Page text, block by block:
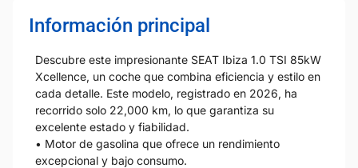
Información principal
Descubre este impresionante SEAT Ibiza 1.0 TSI 85kW
Xcellence, un coche que combina eficiencia y estilo en
cada detalle. Este modelo, registrado en 2026, ha
recorrido solo 22,000 km, lo que garantiza su
excelente estado y fiabilidad.
• Motor de gasolina que ofrece un rendimiento
excepcional y bajo consumo.